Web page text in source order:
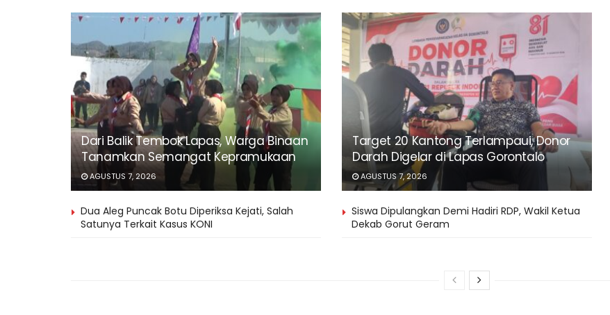
Dari Balik Tembok Lapas, Warga Binaan
Tanamkan Semangat Kepramukaan
AGUSTUS 7, 2026
Target 20 Kantong Terlampaui, Donor
Darah Digelar di Lapas Gorontalo
AGUSTUS 7, 2026
Dua Aleg Puncak Botu Diperiksa Kejati, Salah
Satunya Terkait Kasus KONI
Siswa Dipulangkan Demi Hadiri RDP, Wakil Ketua
Dekab Gorut Geram